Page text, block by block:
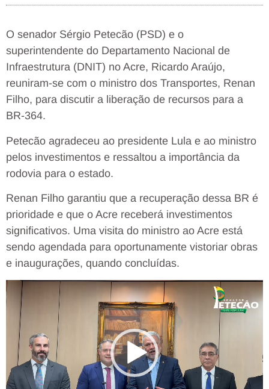
O senador Sérgio Petecão (PSD) e o
superintendente do Departamento Nacional de
Infraestrutura (DNIT) no Acre, Ricardo Araújo,
reuniram-se com o ministro dos Transportes, Renan
Filho, para discutir a liberação de recursos para a
BR-364.
Petecão agradeceu ao presidente Lula e ao ministro
pelos investimentos e ressaltou a importância da
rodovia para o estado.
Renan Filho garantiu que a recuperação dessa BR é
prioridade e que o Acre receberá investimentos
significativos. Uma visita do ministro ao Acre está
sendo agendada para oportunamente vistoriar obras
e inaugurações, quando concluídas.
Tocador
de
vídeo